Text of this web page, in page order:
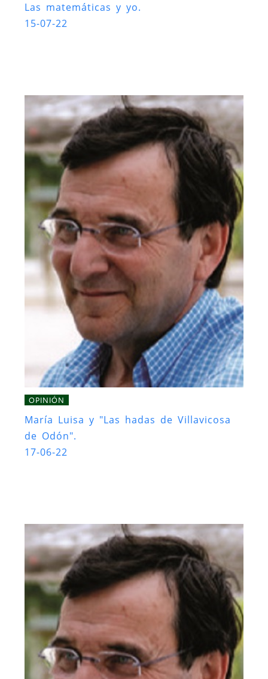
Las matemáticas y yo.
15-07-22
OPINIÓN
María Luisa y "Las hadas de Villavicosa
de Odón".
17-06-22